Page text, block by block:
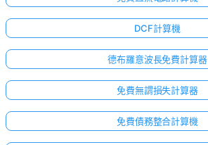
DCF計算機
德布羅意波長免費計算器
免費無謂損失計算器
免費債務整合計算機